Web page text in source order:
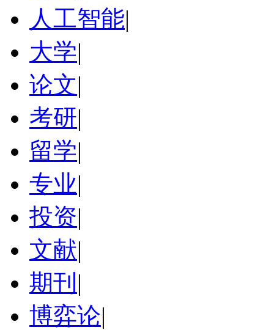
人工智能|
大学|
论文|
考研|
留学|
专业|
投资|
文献|
期刊 |
博弈论|